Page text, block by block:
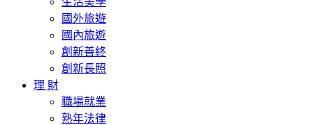
國外旅遊
國內旅遊
創新善終
創新長照
理 財
職場就業
熟年法律